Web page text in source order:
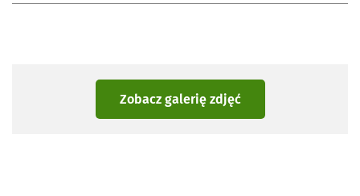
Zobacz galerię zdjęć